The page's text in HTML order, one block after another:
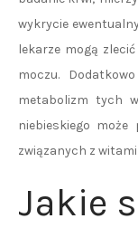
wykrycie
lekarze mogą
moczu.
metabolizm tych
niebieskiego
związanych z
Jakie